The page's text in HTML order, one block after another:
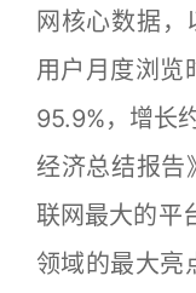
网核心数据，
用户月度浏览
95.9%，增长
经济总结报告
联网最大的平
领域的最大亮